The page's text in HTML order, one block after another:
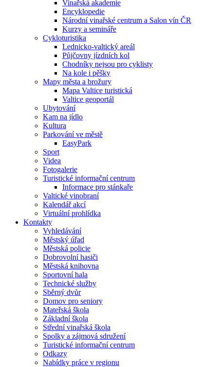
Vinařská akademie
Encyklopedie
Národní vinařské centrum a Salon vín ČR
Kurzy a semináře
Cykloturistika
Lednicko-valtický areál
Půjčovny jízdních kol
Chodníky nejsou pro cyklisty
Na kole i pěšky
Mapy města a brožury
Mapa Valtice turistická
Valtice geoportál
Ubytování
Kam na jídlo
Kultura
Parkování ve městě
EasyPark
Sport
Videa
Fotogalerie
Turistické informační centrum
Informace pro stánkaře
Valtické vinobraní
Kalendář akcí
Virtuální prohlídka
Kontakty
Vyhledávání
Městský úřad
Městská policie
Dobrovolní hasiči
Městská knihovna
Sportovní hala
Technické služby
Sběrný dvůr
Domov pro seniory
Mateřská škola
Základní škola
Střední vinařská škola
Spolky a zájmová sdružení
Turistické informační centrum
Odkazy
Nabídky práce v regionu